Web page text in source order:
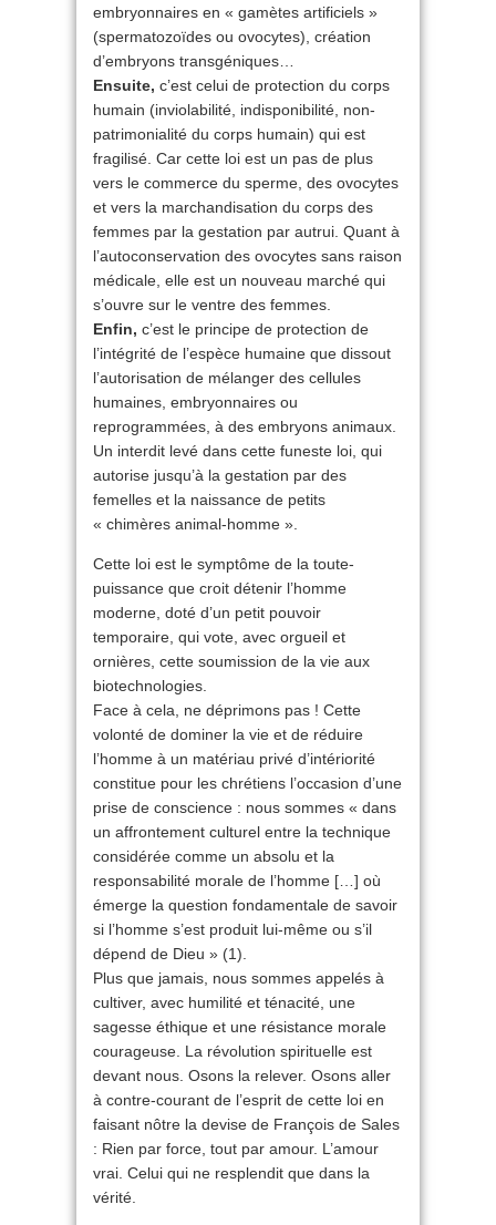
embryonnaires en « gamètes artificiels »
(spermatozoïdes ou ovocytes), création
d’embryons transgéniques…
Ensuite, c’est celui de protection du corps
humain (inviolabilité, indisponibilité, non-
patrimonialité du corps humain) qui est
fragilisé. Car cette loi est un pas de plus
vers le commerce du sperme, des ovocytes
et vers la marchandisation du corps des
femmes par la gestation par autrui. Quant à
l’autoconservation des ovocytes sans raison
médicale, elle est un nouveau marché qui
s’ouvre sur le ventre des femmes.
Enfin, c’est le principe de protection de
l’intégrité de l’espèce humaine que dissout
l’autorisation de mélanger des cellules
humaines, embryonnaires ou
reprogrammées, à des embryons animaux.
Un interdit levé dans cette funeste loi, qui
autorise jusqu’à la gestation par des
femelles et la naissance de petits
« chimères animal-homme ».
Cette loi est le symptôme de la toute-
puissance que croit détenir l’homme
moderne, doté d’un petit pouvoir
temporaire, qui vote, avec orgueil et
ornières, cette soumission de la vie aux
biotechnologies.
Face à cela, ne déprimons pas ! Cette
volonté de dominer la vie et de réduire
l’homme à un matériau privé d’intériorité
constitue pour les chrétiens l’occasion d’une
prise de conscience : nous sommes « dans
un affrontement culturel entre la technique
considérée comme un absolu et la
responsabilité morale de l’homme […] où
émerge la question fondamentale de savoir
si l’homme s’est produit lui-même ou s’il
dépend de Dieu » (1).
Plus que jamais, nous sommes appelés à
cultiver, avec humilité et ténacité, une
sagesse éthique et une résistance morale
courageuse. La révolution spirituelle est
devant nous. Osons la relever. Osons aller
à contre-courant de l’esprit de cette loi en
faisant nôtre la devise de François de Sales
: Rien par force, tout par amour. L’amour
vrai. Celui qui ne resplendit que dans la
vérité.